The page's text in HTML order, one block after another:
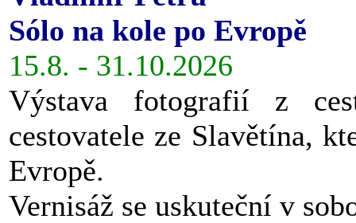
Sólo na kole po Evropě
15.8. - 31.10.2026
Výstava fotografií z
cestovatele ze Slavětína,
Evropě.
Vernisáž se uskuteční v